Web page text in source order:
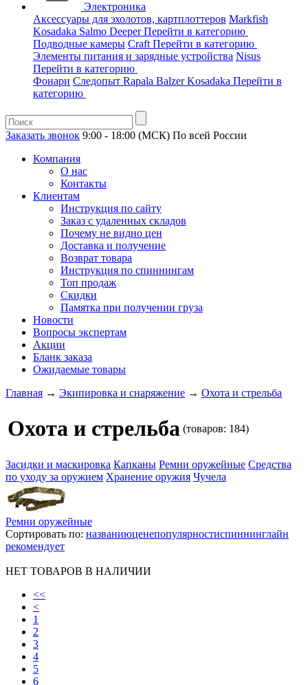
Электроника
Аксессуары для эхолотов, картплоттеров Markfish
Kosadaka Salmo DeeperПерейти в категорию
Подводные камеры Craft Перейти в категорию
Элементы питания и зарядные устройства Nisus
Перейти в категорию
Фонари Следопыт Rapala BalzerKosadaka Перейти в
категорию
Заказать звонок 9:00 - 18:00 (МСК) По всей России
Компания
О нас
Контакты
Клиентам
Инструкция по сайту
Заказ с удаленных складов
Почему не видно цен
Доставка и получение
Возврат товара
Инструкция по спиннингам
Топ продаж
Скидки
Памятка при получении груза
Новости
Вопросы экспертам
Акции
Бланк заказа
Ожидаемые товары
Главная → Экипировка и снаряжение → Охота и стрельба
Охота и стрельба (товаров: 184)
Засидки и маскировка Капканы Ремни оружейные Средства
по уходу за оружием Хранение оружия Чучела
Ремни оружейные
Сортировать по: названиюценепопулярностиспиннинглайн
рекомендует
НЕТ ТОВАРОВ В НАЛИЧИИ
<<
<
1
2
3
4
5
6